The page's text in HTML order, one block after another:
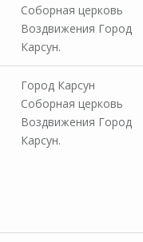
Соборная церковь
Воздвижения Город
Карсун.
Город Карсун
Соборная церковь
Воздвижения Город
Карсун.